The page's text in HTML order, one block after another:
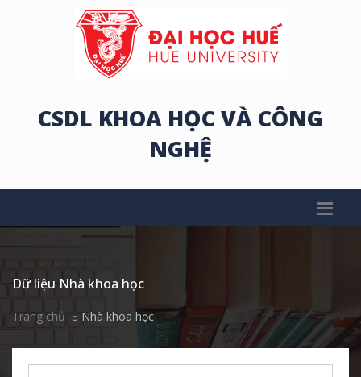
CSDL KHOA HỌC VÀ CÔNG
NGHỆ
Dữ liệu Nhà khoa học
Trang chủ Nhà khoa học